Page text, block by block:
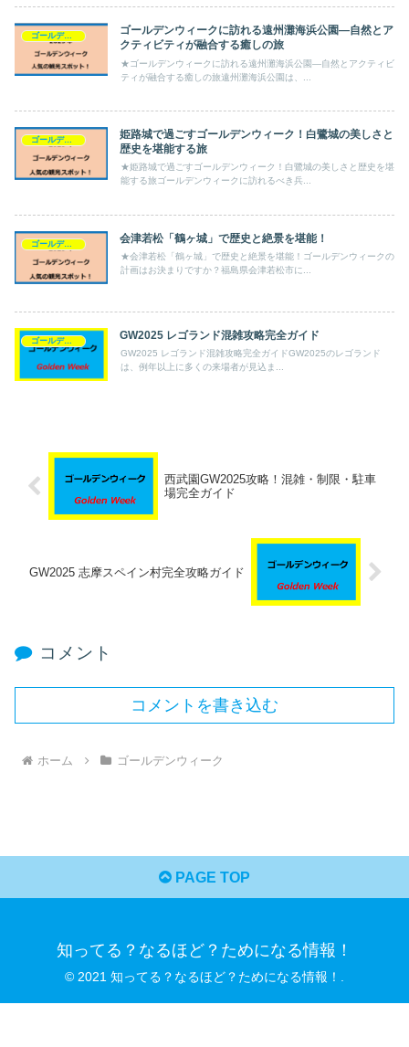
ゴールデンウィーク
ゴールデンウィークに訪れる遠州灘海浜公園—自然とア
クティビティが融合する癒しの旅
★ゴールデンウィークに訪れる遠州灘海浜公園—自然とアクティビ
ティが融合する癒しの旅遠州灘海浜公園は、...
ゴールデンウィーク
姫路城で過ごすゴールデンウィーク！白鷺城の美しさと
歴史を堪能する旅
★姫路城で過ごすゴールデンウィーク！白鷺城の美しさと歴史を堪
能する旅ゴールデンウィークに訪れるべき兵...
ゴールデンウィーク 会津若松「鶴ヶ城」で歴史と絶景を堪能！
★会津若松「鶴ヶ城」で歴史と絶景を堪能！ゴールデンウィークの
計画はお決まりですか？福島県会津若松市に...
ゴールデンウィーク GW2025 レゴランド混雑攻略完全ガイド
GW2025 レゴランド混雑攻略完全ガイドGW2025のレゴランド
は、例年以上に多くの来場者が見込ま...
西武園GW2025攻略！混雑・制限・駐車
場完全ガイド
GW2025 志摩スペイン村完全攻略ガイド
コメント
コメントを書き込む
ホーム ゴールデンウィーク
PAGE TOP
知ってる？なるほど？ためになる情報！
© 2021 知ってる？なるほど？ためになる情報！.